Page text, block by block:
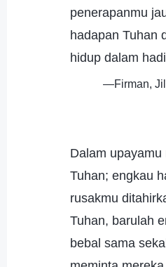
penerapanmu
hadapan Tuhan
hidup dalam
—Firman,
Dalam
Tuhan; engkau
rusakmu
Tuhan, barulah
bebal sama